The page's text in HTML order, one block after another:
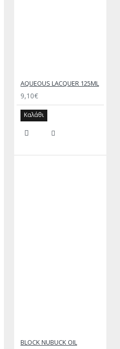
AQUEOUS LACQUER 125ML
9,10€
Καλάθι
BLOCK NUBUCK OIL